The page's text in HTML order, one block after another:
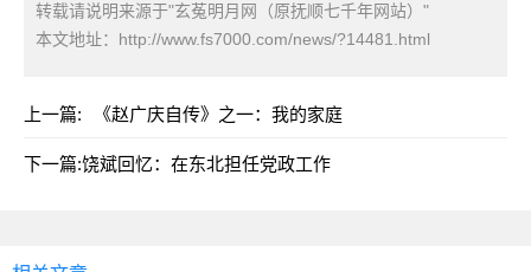
转载请说明来源于"玄菟明月网（原抚顺七千年网站）"
本文地址： http://www.fs7000.com/news/?14481.html
上一篇: 《赵广庆自传》之一：我的家庭
下一篇:饶斌回忆：在东北担任党政工作